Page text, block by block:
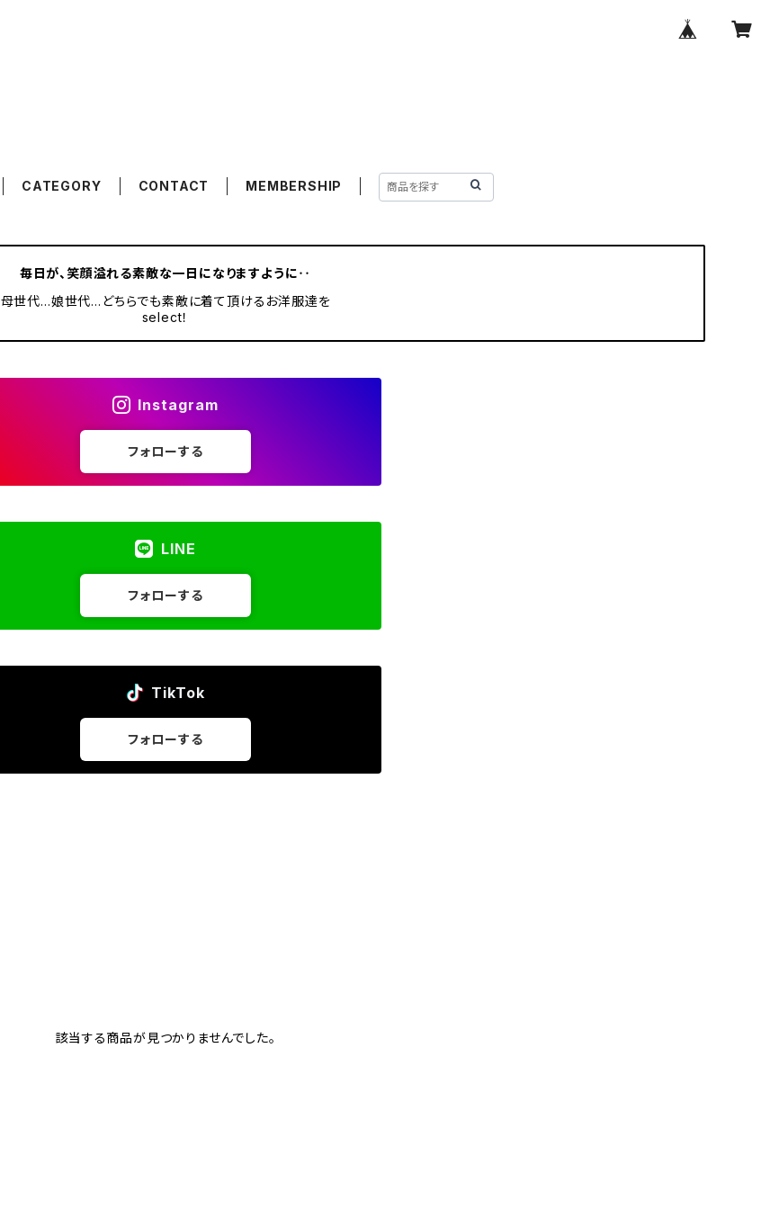
CATEGORY CONTACT MEMBERSHIP
毎日が、笑顔溢れる素敵な一日になりますように‥
母世代…娘世代…どちらでも素敵に着て頂けるお洋服達を
select！
Instagram
フォローする
LINE
フォローする
TikTok
フォローする
該当する商品が見つかりませんでした。